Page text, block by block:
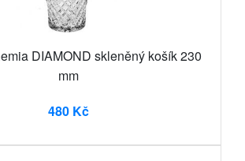
DIAMOND skleněný košík 230
mm
480 Kč